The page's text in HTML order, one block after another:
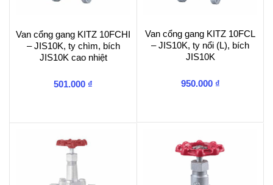
Van cổng gang KITZ 10FCHI
– JIS10K, ty chìm, bích
JIS10K cao nhiệt
501.000 ₫
Van cổng gang KITZ 10FCL
– JIS10K, ty nổi (L), bích
JIS10K
950.000 ₫